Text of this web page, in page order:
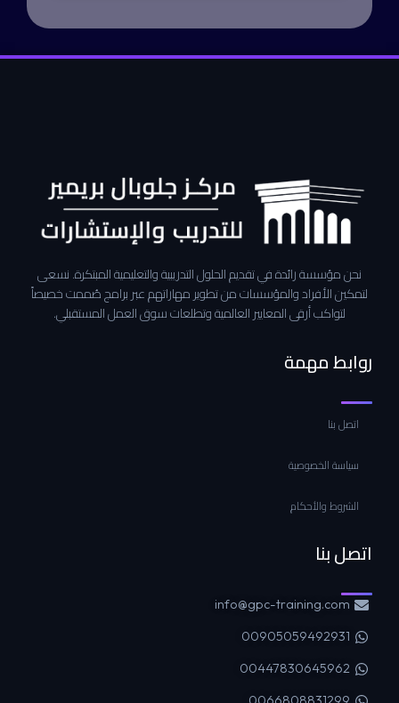
نحن مؤسسة رائدة في تقديم الحلول التدريبية والتعليمية المبتكرة. نسعى
لتمكين الأفراد والمؤسسات من تطوير مهاراتهم عبر برامج صُممت خصيصاً
لتواكب أرقى المعايير العالمية وتطلعات سوق العمل المستقبلي.
روابط مهمة
اتصل بنا
سياسة الخصوصية
الشروط والأحكام
اتصل بنا
info@gpc-training.com
00905059492931
00447830645962